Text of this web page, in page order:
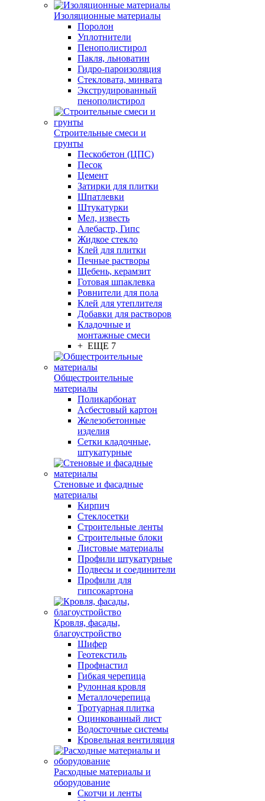
Изоляционные материалы
Поролон
Уплотнители
Пенополистирол
Пакля, льноватин
Гидро-пароизоляция
Стекловата, минвата
Экструдированный
пенополистирол
Строительные смеси и
грунты
Пескобетон (ЦПС)
Песок
Цемент
Затирки для плитки
Шпатлевки
Штукатурки
Мел, известь
Алебастр, Гипс
Жидкое стекло
Клей для плитки
Печные растворы
Щебень, керамзит
Готовая шпаклевка
Ровнители для пола
Клей для утеплителя
Добавки для растворов
Кладочные и
монтажные смеси
+ ЕЩЕ 7
Общестроительные
материалы
Поликарбонат
Асбестовый картон
Железобетонные
изделия
Сетки кладочные,
штукатурные
Стеновые и фасадные
материалы
Кирпич
Стеклосетки
Строительные ленты
Строительные блоки
Листовые материалы
Профили штукатурные
Подвесы и соединители
Профили для
гипсокартона
Кровля, фасады,
благоустройство
Шифер
Геотекстиль
Профнастил
Гибкая черепица
Рулонная кровля
Металлочерепица
Тротуарная плитка
Оцинкованный лист
Водосточные системы
Кровельная вентиляция
Расходные материалы и
оборудование
Скотчи и ленты